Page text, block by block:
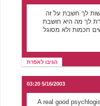
לך חשבת על זה
לך מה היא חושבת
חכמות ולא מסוגל
הגיבו לאפרת
5/16/2003 03:20
A real good